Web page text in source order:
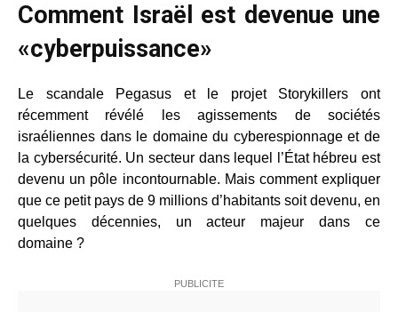
Comment Israël est devenue une
«cyberpuissance»
Le scandale Pegasus et le projet Storykillers ont
récemment révélé les agissements de sociétés
israéliennes dans le domaine du cyberespionnage et de
la cybersécurité. Un secteur dans lequel l’État hébreu est
devenu un pôle incontournable. Mais comment expliquer
que ce petit pays de 9 millions d’habitants soit devenu, en
quelques décennies, un acteur majeur dans ce
domaine ?